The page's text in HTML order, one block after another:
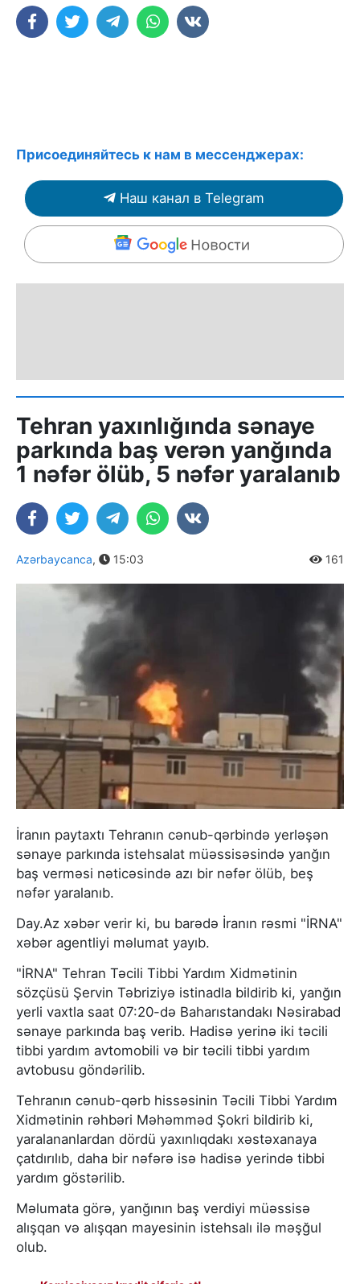
Присоединяйтесь к нам в мессенджерах:
Наш канал в Telegram
Tehran yaxınlığında sənaye
parkında baş verən yanğında
1 nəfər ölüb, 5 nəfər yaralanıb
Azərbaycanca, 15:03 161
İranın paytaxtı Tehranın cənub-qərbində yerləşən
sənaye parkında istehsalat müəssisəsində yanğın
baş verməsi nəticəsində azı bir nəfər ölüb, beş
nəfər yaralanıb.
Day.Az xəbər verir ki, bu barədə İranın rəsmi "İRNA"
xəbər agentliyi məlumat yayıb.
"İRNA" Tehran Təcili Tibbi Yardım Xidmətinin
sözçüsü Şervin Təbriziyə istinadla bildirib ki, yanğın
yerli vaxtla saat 07:20-də Baharıstandakı Nəsirabad
sənaye parkında baş verib. Hadisə yerinə iki təcili
tibbi yardım avtomobili və bir təcili tibbi yardım
avtobusu göndərilib.
Tehranın cənub-qərb hissəsinin Təcili Tibbi Yardım
Xidmətinin rəhbəri Məhəmməd Şokri bildirib ki,
yaralananlardan dördü yaxınlıqdakı xəstəxanaya
çatdırılıb, daha bir nəfərə isə hadisə yerində tibbi
yardım göstərilib.
Məlumata görə, yanğının baş verdiyi müəssisə
alışqan və alışqan mayesinin istehsalı ilə məşğul
olub.